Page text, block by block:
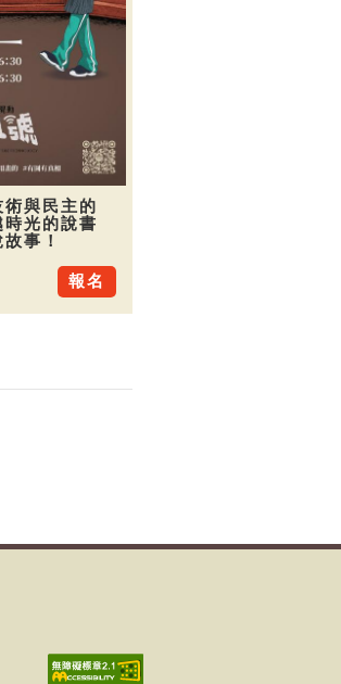
術與民主的
光的說書
事！
報名